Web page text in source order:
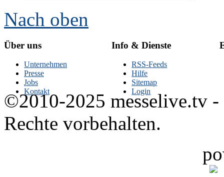
Nach oben
Über uns
Unternehmen
Presse
Jobs
Kontakt
Info & Dienste
RSS-Feeds
Hilfe
Sitemap
Login
©2010-2025 messelive.tv -
Rechte vorbehalten.